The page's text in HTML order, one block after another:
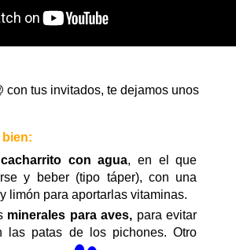
con tus invitados, te dejamos unos
cacharrito con agua, en el que
y beber (tipo táper), con una
limón para aportarlas vitaminas.
minerales para aves, para evitar
las patas de los pichones. Otro